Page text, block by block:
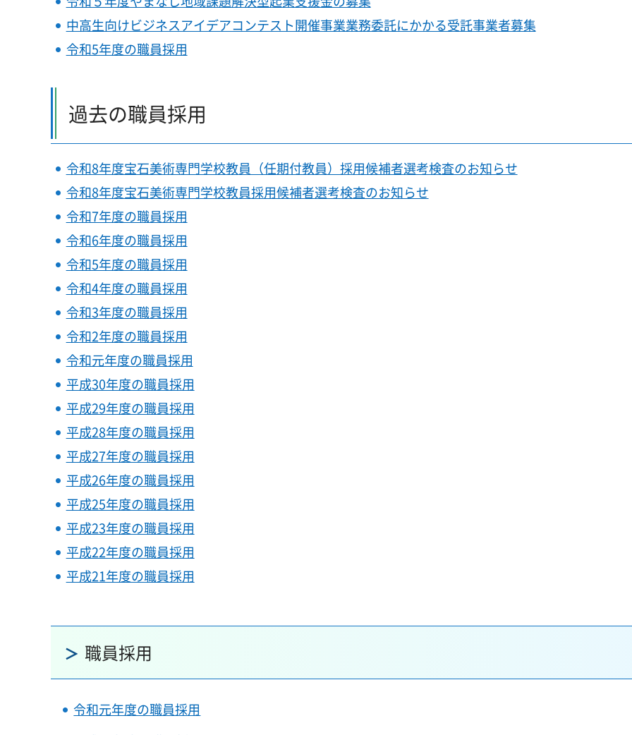
中高生向けビジネスアイデアコンテスト開催事業業務委託にかかる受託事業者募集
令和5年度の職員採用
過去の職員採用
令和8年度宝石美術専門学校教員（任期付教員）採用候補者選考検査のお知らせ
令和8年度宝石美術専門学校教員採用候補者選考検査のお知らせ
令和7年度の職員採用
令和6年度の職員採用
令和5年度の職員採用
令和4年度の職員採用
令和3年度の職員採用
令和2年度の職員採用
令和元年度の職員採用
平成30年度の職員採用
平成29年度の職員採用
平成28年度の職員採用
平成27年度の職員採用
平成26年度の職員採用
平成25年度の職員採用
平成23年度の職員採用
平成22年度の職員採用
平成21年度の職員採用
職員採用
令和元年度の職員採用